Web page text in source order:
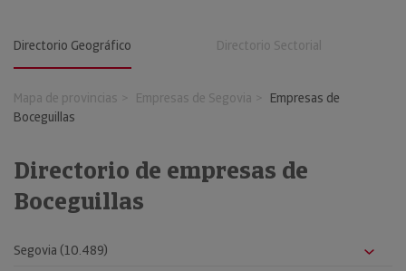
Directorio Geográfico Directorio Sectorial
Mapa de provincias Empresas de Segovia
Empresas de
Boceguillas
Directorio de empresas de
Boceguillas